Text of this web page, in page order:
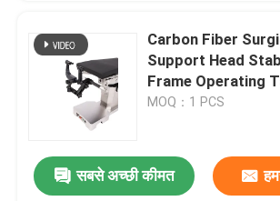
उत्पाद
हमारे बारे में
फैक्टरी यात्रा
Carbon Fiber
Support Head
Frame Operating
Accessoires High
MOQ：1 PCS
सबसे अच्छी कीमत